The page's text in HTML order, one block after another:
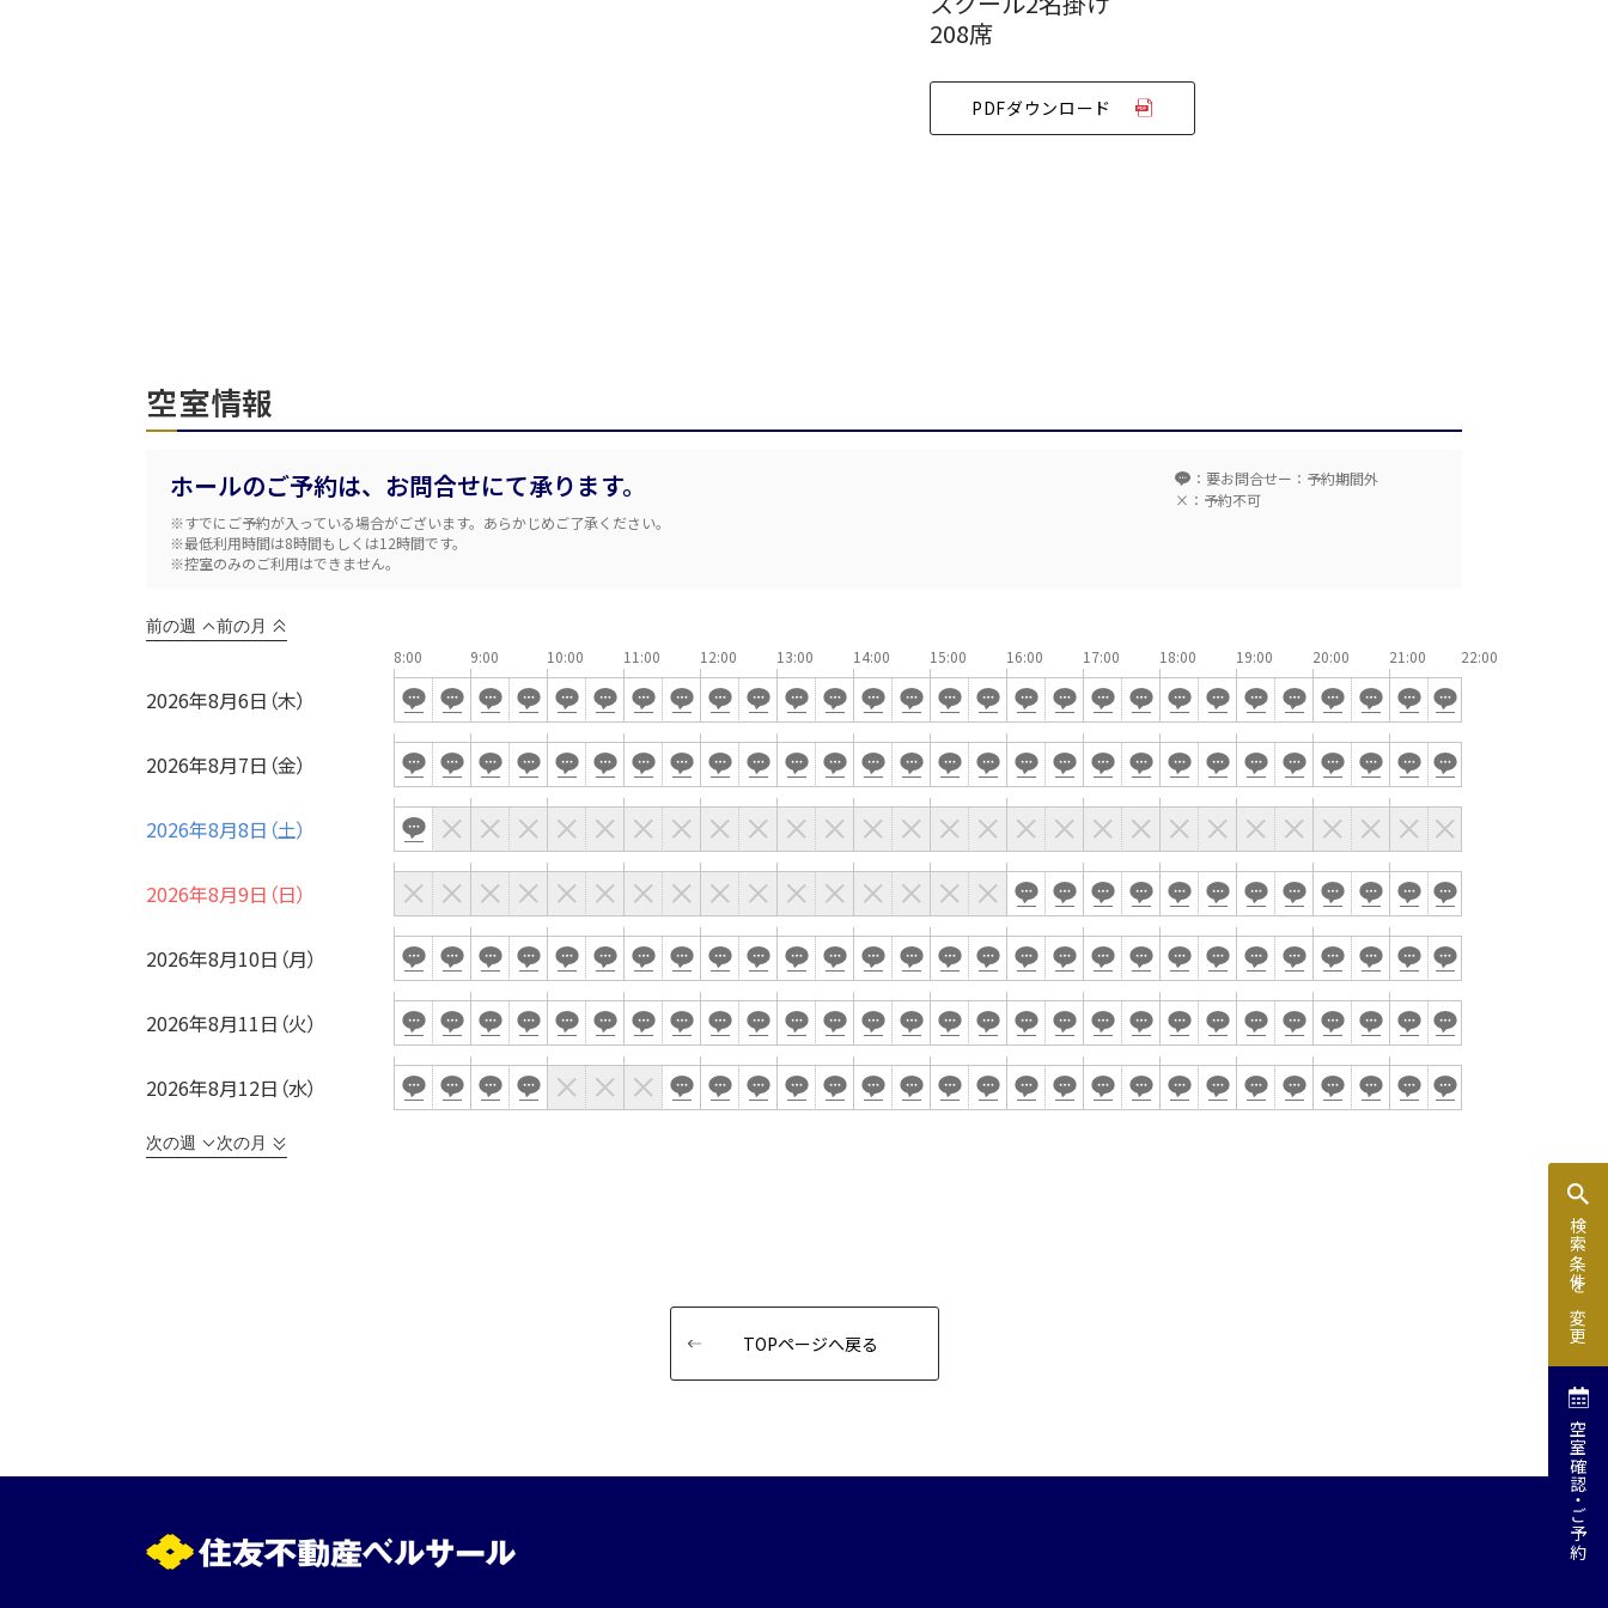
208席
PDFダウンロード
空室情報
ホールのご予約は、お問合せにて承ります。
※すでにご予約が入っている場合がございます。あらかじめご了承ください。
※最低利用時間は8時間もしくは12時間です。
※控室のみのご利用はできません。
：要お問合せー：予約期間外
×：予約不可
前の週 前の月
8:00 9:00 10:00 11:00 12:00 13:00 14:00 15:00 16:00 17:00 18:00 19:00 20:00 21:00
2026年8月6日（木）
2026年8月7日（金）
2026年8月8日（土）
2026年8月9日（日）
2026年8月10日（月）
2026年8月11日（火）
2026年8月12日（水）
次の週 次の月
TOPページへ戻る 検索条件を変更
空室確認
ご予約
の空室状況は
会場の種類 イベントホール 会議室
※複数選択可能
専有回線(NURO)あり
用途で選ぶ
パーティ・懇親会
株主総会・IR
e-sports大会
プレス発表
試験 展示会・販売会
この条件で検索
選択している条件を
リセットする